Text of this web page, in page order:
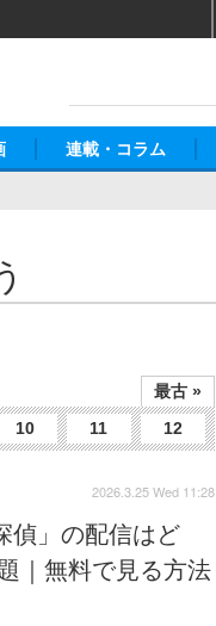
連載・コラム
最古 »
10 11 12
2026.3.25 Wed 11:28
偵」の配信はど
｜無料で見る方法